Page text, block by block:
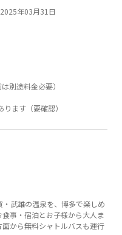
年03月31日
別途料金必要）
ます（要確認）
武雄の温泉を、博多で楽しめ
事・宿泊とお子様から大人ま
から無料シャトルバスも運行